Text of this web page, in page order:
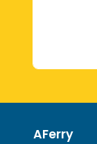
AFerry